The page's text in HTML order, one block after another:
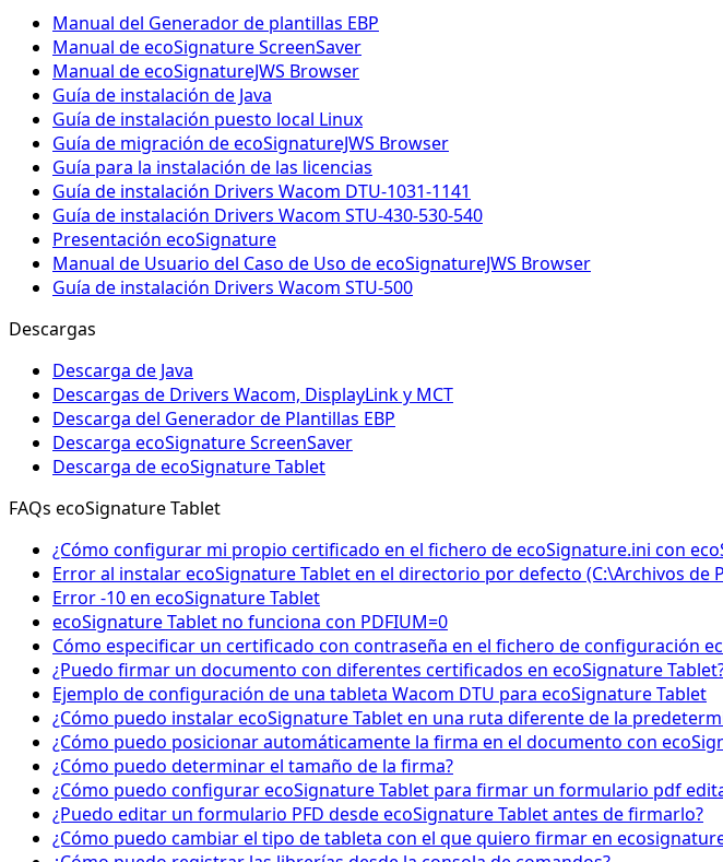
Manual del Generador de plantillas EBP
Manual de ecoSignature ScreenSaver
Manual de ecoSignatureJWS Browser
Guía de instalación de Java
Guía de instalación puesto local Linux
Guía de migración de ecoSignatureJWS Browser
Guía para la instalación de las licencias
Guía de instalación Drivers Wacom DTU-1031-1141
Guía de instalación Drivers Wacom STU-430-530-540
Presentación ecoSignature
Manual de Usuario del Caso de Uso de ecoSignatureJWS Browser
Guía de instalación Drivers Wacom STU-500
Descargas
Descarga de Java
Descargas de Drivers Wacom, DisplayLink y MCT
Descarga del Generador de Plantillas EBP
Descarga ecoSignature ScreenSaver
Descarga de ecoSignature Tablet
FAQs ecoSignature Tablet
¿Cómo configurar mi propio certificado en el fichero de ecoSignature.ini con
Error al instalar ecoSignature Tablet en el directorio por defecto (C:\Archivos de
Error -10 en ecoSignature Tablet
ecoSignature Tablet no funciona con PDFIUM=0
Cómo especificar un certificado con contraseña en el fichero de configuración
¿Puedo firmar un documento con diferentes certificados en ecoSignature
Ejemplo de configuración de una tableta Wacom DTU para ecoSignature Tablet
¿Cómo puedo instalar ecoSignature Tablet en una ruta diferente de la
¿Cómo puedo posicionar automáticamente la firma en el documento con
¿Cómo puedo determinar el tamaño de la firma?
¿Cómo puedo configurar ecoSignature Tablet para firmar un formulario pdf
¿Puedo editar un formulario PFD desde ecoSignature Tablet antes de firmarlo?
¿Cómo puedo cambiar el tipo de tableta con el que quiero firmar en